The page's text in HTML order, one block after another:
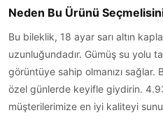
Neden Bu Ürünü
Bu bileklik, 18 ayar sarı altın
uzunluğundadır. Gümüş su yolu
görüntüye sahip olmanızı
özel günlerde keyifle giydirin.
müşterilerimize en iyi kaliteyi